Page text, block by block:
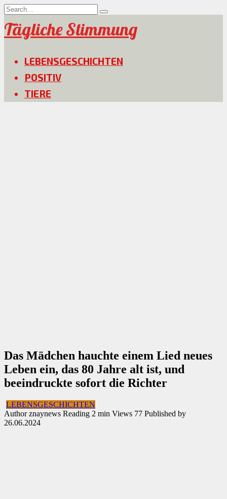
Skip
to
content
Search
for:
Tägliche Stimmung
LEBENSGESCHICHTEN
POSITIV
TIERE
Das Mädchen hauchte einem Lied neues
Leben ein, das 80 Jahre alt ist, und
beeindruckte sofort die Richter
LEBENSGESCHICHTEN
Author znaynews Reading 2 min Views 77 Published by
26.06.2024